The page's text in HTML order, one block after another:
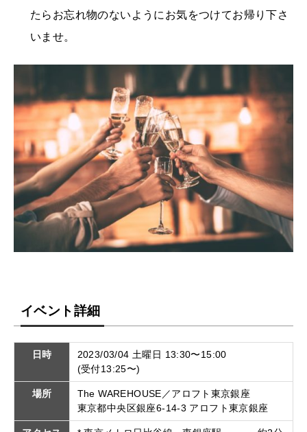
たらお忘れ物のないようにお気をつけてお帰り下さ
いませ。
イベント詳細
日時
2023/03/04 土曜日 13:30〜15:00
(受付13:25〜)
場所
The WAREHOUSE／アロフト東京銀座
東京都中央区銀座6-14-3 アロフト東京銀座